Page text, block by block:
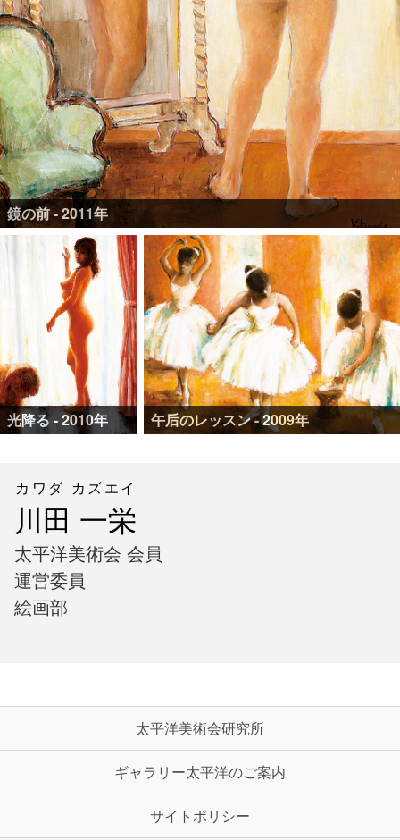
鏡の前 - 2011年
光降る - 2010年 午后のレッスン - 2009年
川田 一栄
カワダ カズエイ
太平洋美術会 会員
運営委員
絵画部
太平洋美術会研究所
ギャラリー太平洋のご案内
サイトポリシー